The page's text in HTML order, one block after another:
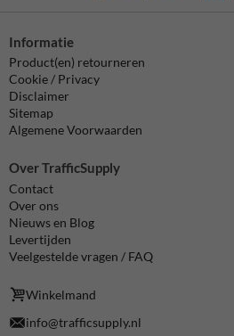
Informatie
Product(en) retourneren
Cookie / Privacy
Disclaimer
Sitemap
Algemene Voorwaarden
Over TrafficSupply
Contact
Over ons
Nieuws en Blog
Levertijden
Veelgestelde vragen / FAQ
Winkelmand
info@trafficsupply.nl